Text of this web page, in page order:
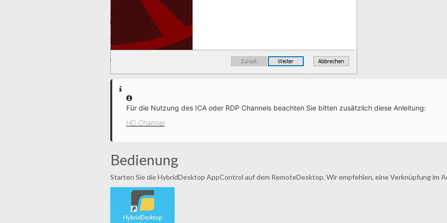
Information
Für die Nutzung des ICA oder RDP Channels beachten Sie bitten zusätzlich diese Anleitung:
HD Channel
Bedienung
Starten Sie die HybridDesktop AppControl auf dem RemoteDesktop. Wir empfehlen, eine Verknüpfung im